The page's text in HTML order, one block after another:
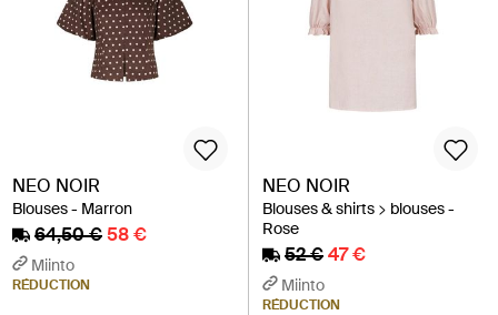
NEO NOIR
Blouses - Marron
64,50 €58 €
Miinto
RÉDUCTION
NEO NOIR
Blouses & shirts > blouses -
Rose
52 €47 €
Miinto
RÉDUCTION